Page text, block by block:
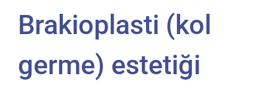
Brakioplasti (kol
germe) estetiği